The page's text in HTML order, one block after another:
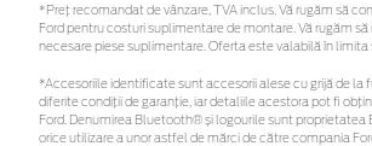
*Preţ recomandat de vânzare, TVA inclus. Vă rugăm să
Ford pentru costuri suplimentare de montare. Vă rugăm
necesare piese suplimentare. Oferta este valabilă în limita
*Accesoriile identificate sunt accesorii alese cu grijă de la
diferite condiții de garanție, iar detaliile acestora pot fi
Ford. Denumirea Bluetooth® și logourile sunt proprietatea
orice utilizare a unor astfel de mărci de către compania